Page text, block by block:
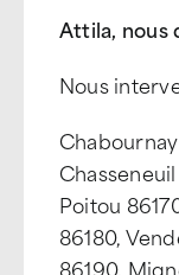
Attila, nous
Nous
Poitou
86180,
86190,